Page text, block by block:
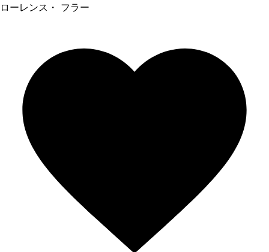
ローレンス・ フラー